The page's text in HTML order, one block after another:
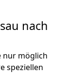
nach
nur möglich
speziellen